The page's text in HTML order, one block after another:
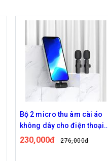
Bộ 2 Mic cài áo
M8 cổng TyPe-c
390,000đ 509,000đ